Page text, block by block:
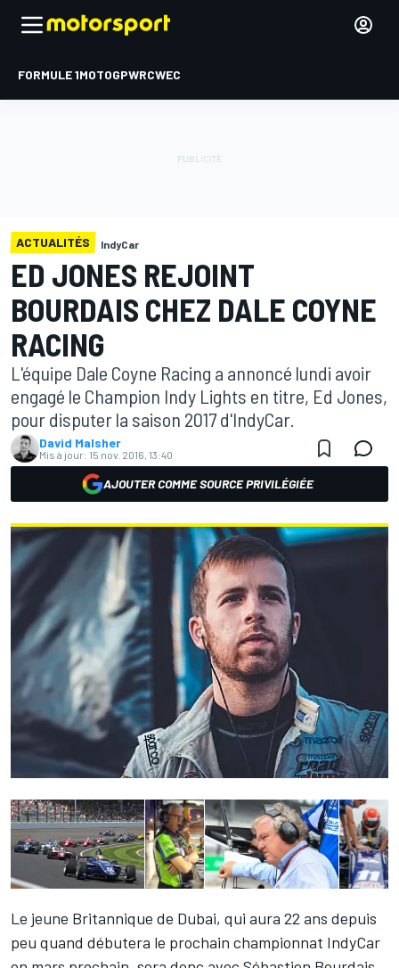
FORMULE 1MOTOGPWRCWEC
ACTUALITÉS IndyCar
ED JONES REJOINT
BOURDAIS CHEZ DALE COYNE
RACING
L'équipe Dale Coyne Racing a annoncé lundi avoir
engagé le Champion Indy Lights en titre, Ed Jones,
pour disputer la saison 2017 d'IndyCar.
David Malsher
Mis à jour: 15 nov. 2016, 13:40
AJOUTER COMME SOURCE PRIVILÉGIÉE
Le jeune Britannique de Dubai, qui aura 22 ans depuis
peu quand débutera le prochain championnat IndyCar